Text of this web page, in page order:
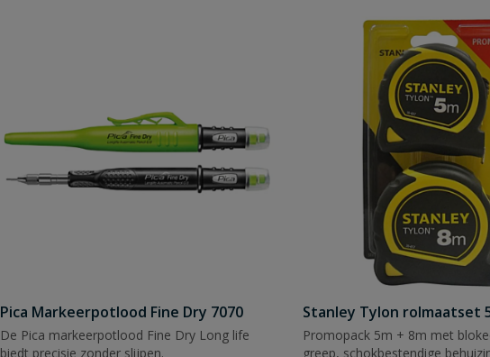
Pica Markeerpotlood Fine Dry 7070
De Pica markeerpotlood Fine Dry Long life
biedt precisie zonder slijpen.
Stanley Tylon rolmaatset
Promopack 5m + 8m met
greep, schokbestendige